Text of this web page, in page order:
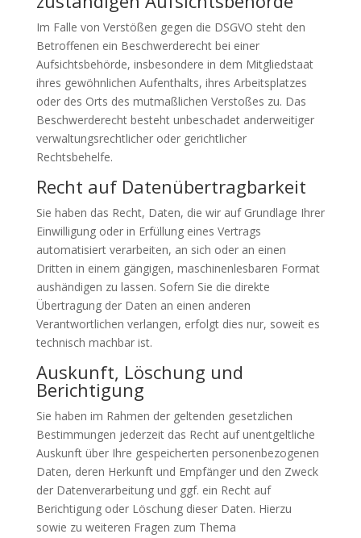
Im Falle von Verstößen gegen die DSGVO steht den
Betroffenen ein Beschwerderecht bei einer
Aufsichtsbehörde, insbesondere in dem Mitgliedstaat
ihres gewöhnlichen Aufenthalts, ihres Arbeitsplatzes
oder des Orts des mutmaßlichen Verstoßes zu. Das
Beschwerderecht besteht unbeschadet anderweitiger
verwaltungsrechtlicher oder gerichtlicher
Rechtsbehelfe.
Recht auf Daten­übertrag­barkeit
Sie haben das Recht, Daten, die wir auf Grundlage Ihrer
Einwilligung oder in Erfüllung eines Vertrags
automatisiert verarbeiten, an sich oder an einen
Dritten in einem gängigen, maschinenlesbaren Format
aushändigen zu lassen. Sofern Sie die direkte
Übertragung der Daten an einen anderen
Verantwortlichen verlangen, erfolgt dies nur, soweit es
technisch machbar ist.
Auskunft, Löschung und
Berichtigung
Sie haben im Rahmen der geltenden gesetzlichen
Bestimmungen jederzeit das Recht auf unentgeltliche
Auskunft über Ihre gespeicherten personenbezogenen
Daten, deren Herkunft und Empfänger und den Zweck
der Datenverarbeitung und ggf. ein Recht auf
Berichtigung oder Löschung dieser Daten. Hierzu
sowie zu weiteren Fragen zum Thema